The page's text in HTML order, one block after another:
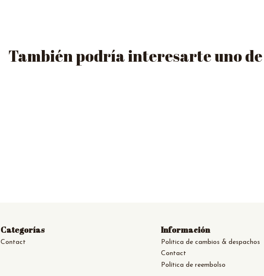
También podría interesarte uno de
Categorías
Contact
Información
Politica de cambios & despachos
Contact
Política de reembolso